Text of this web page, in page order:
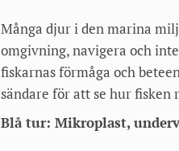
Många djur i den marina
omgivning, navigera och
fiskarnas förmåga och
sändare för att se hur fisken
Blå tur: Mikroplast,